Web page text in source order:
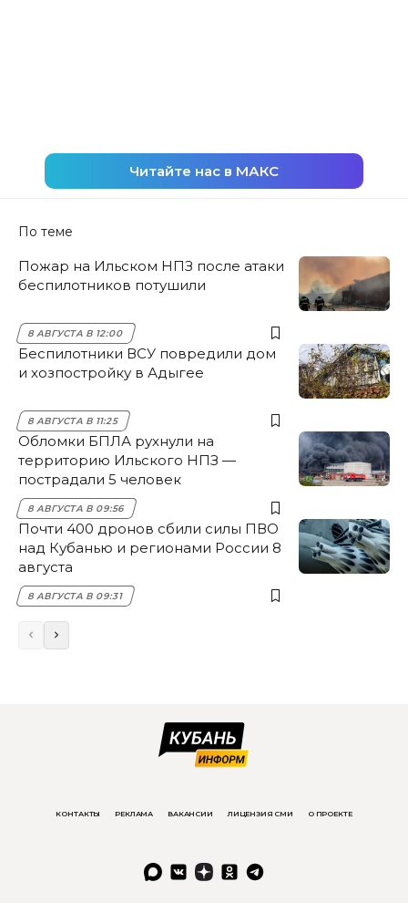
Читайте нас в МАКС
По теме
Пожар на Ильском НПЗ после атаки
беспилотников потушили
8 АВГУСТА В 12:00
Беспилотники ВСУ повредили дом
и хозпостройку в Адыгее
8 АВГУСТА В 11:25
Обломки БПЛА рухнули на
территорию Ильского НПЗ —
пострадали 5 человек
8 АВГУСТА В 09:56
Почти 400 дронов сбили силы ПВО
над Кубанью и регионами России 8
августа
8 АВГУСТА В 09:31
КОНТАКТЫ РЕКЛАМА ВАКАНСИИ ЛИЦЕНЗИЯ СМИ О ПРОЕКТЕ